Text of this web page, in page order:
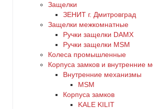
Защелки
ЗЕНИТ г. Дмитровград
Защелки межкомнатные
Ручки защелки DAMX
Ручки защелки MSM
Колеса промышленные
Корпуса замков и внутренние
Внутренние механизмы
MSM
Корпуса замков
KALE KILIT